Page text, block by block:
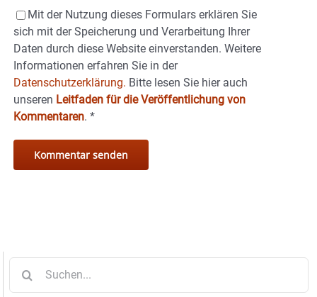
Mit der Nutzung dieses Formulars erklären Sie
sich mit der Speicherung und Verarbeitung Ihrer
Daten durch diese Website einverstanden. Weitere
Informationen erfahren Sie in der
Datenschutzerklärung. Bitte lesen Sie hier auch
unseren Leitfaden für die Veröffentlichung von
Kommentaren. *
nach: